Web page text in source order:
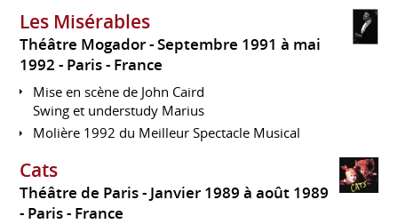
Les Misérables
Théâtre Mogador
Septembre 1991 à mai
1992 Paris France
Mise en scène de John Caird
Swing et understudy Marius
Molière 1992 du Meilleur Spectacle Musical
Cats
Théâtre de Paris
Janvier 1989 à août 1989
Paris
France